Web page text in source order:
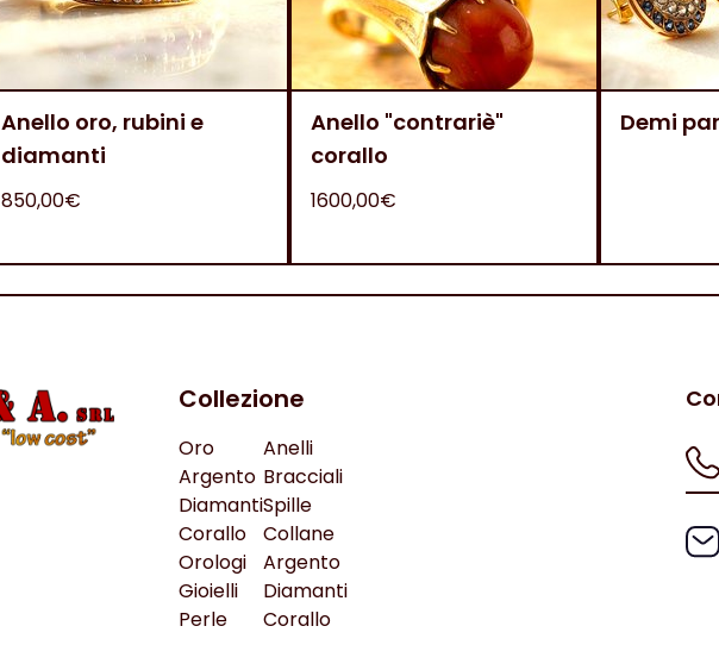
Anello oro, rubini e
diamanti
850,00€
Anello "contrariè"
corallo
1600,00€
Demi
Collezione
Oro
Argento
Diamanti
Corallo
Orologi
Gioielli
Perle
Anelli
Bracciali
Spille
Collane
Argento
Diamanti
Corallo